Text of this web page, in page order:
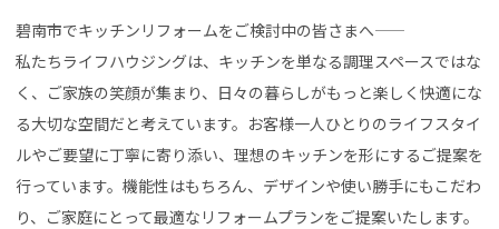
碧南市でキッチンリフォームをご検討中の皆さまへ――
私たちライフハウジングは、キッチンを単なる調理スペースではな
く、ご家族の笑顔が集まり、日々の暮らしがもっと楽しく快適にな
る大切な空間だと考えています。お客様一人ひとりのライフスタイ
ルやご要望に丁寧に寄り添い、理想のキッチンを形にするご提案を
行っています。機能性はもちろん、デザインや使い勝手にもこだわ
り、ご家庭にとって最適なリフォームプランをご提案いたします。